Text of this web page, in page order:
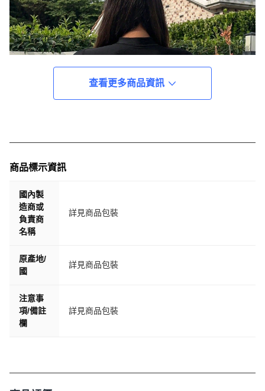
查看更多商品資訊
商品標示資訊
國內製
造商或
負責商
名稱
詳見商品包裝
原產地/
國
詳見商品包裝
注意事
項/備註
欄
詳見商品包裝